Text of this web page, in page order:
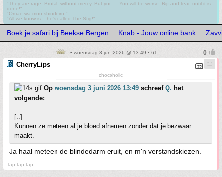
"They are rage. Brutal, without mercy. But you.... You will be worse. Rip and tear, until it is
done!"
"Omae wa mou shindeiru."
"All we know is... he's called The Stig!"
Boek je safari bij Beekse Bergen Knab - Jouw online bank
• woensdag 3 juni 2026 @ 13:49 • 61
CherryLips
chocoholic
Op woensdag 3 juni 2026 13:49 schreef Q. het
volgende:
[..]
Kunnen ze meteen al je bloed afnemen zonder dat je bezwaar
maakt.
Ja haal meteen de blindedarm eruit, en m'n verstandskiezen.
Tap tap tap